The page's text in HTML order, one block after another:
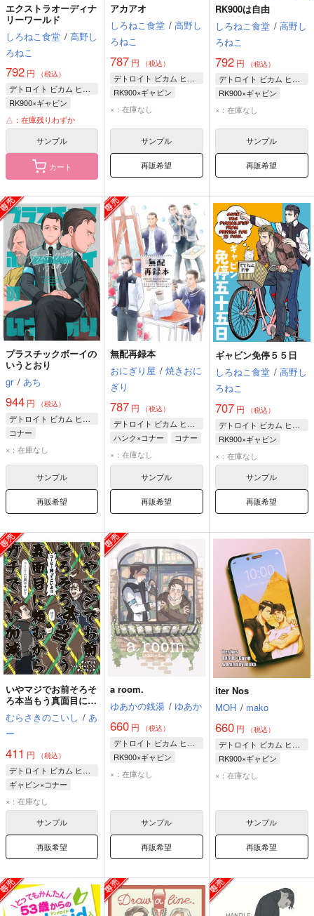
エクストラオーディナ
リーワールド
しろねこ食堂 / 高野し
ろねこ
792 円 （税込）
デトロイト ビカム ヒューマン
RK900×ギャビン
RK900
ギャビン・リード
△：在庫残りわずか
サンプル
カート
アカアオ
しろねこ食堂 / 高野し
ろねこ
787 円 （税込）
デトロイト ビカム ヒューマン
RK900×ギャビン
ギャビン・リード
×：在庫なし
サンプル
再販希望
RK900は自由
しろねこ食堂 / 高野し
ろねこ
792円 （税込）
デトロイト ビカム ヒューマン
RK900×ギャビン
RK900
×：在庫なし
サンプル
再販希望
プラスチックボーイの
いうとおり
gr / あち
944 円 （税込）
デトロイト ビカム ヒューマン
コナー
ハンク・アンダーソン
×：在庫なし
サンプル
再販希望
無配再録本
おにぎり屋 / 焼きおに
ぎり
787 円 （税込）
デトロイト ビカム ヒューマン
ハンク×コナー
コナー
RK900
ギャビン・リード
×：在庫なし
サンプル
再販希望
ギャビン免停５５日
しろねこ食堂 / 高野し
ろねこ
707円 （税込）
デトロイト ビカム ヒューマン
RK900×ギャビン
ギャビン・リード
RK900
×：在庫なし
サンプル
再販希望
いやマジでお前そろそ
ろ本当もう真面目に頼
むからガチでいい加減
コーヒー持ってこい
よ！！
むらさきのこいし / あ
ー
411 円 （税込）
デトロイト ビカム ヒューマン
ギャビン×コナー
ギャビン・リード
コナー
×：在庫なし
サンプル
再販希望
a room.
ゆあかの銭湯 / ゆあか
660 円 （税込）
デトロイト ビカム ヒューマン
RK900×ギャビン
ギャビン・リード
×：在庫なし
サンプル
再販希望
iter Nos
MOH / mako
660円 （税込）
デトロイト ビカム ヒューマン
RK900×ギャビン
RK900
×：在庫なし
サンプル
再販希望